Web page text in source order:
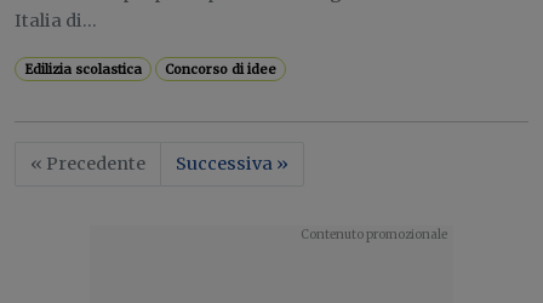
Italia di...
Edilizia scolastica Concorso di idee
« Precedente Successiva »